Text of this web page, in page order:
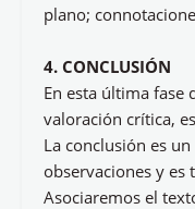
plano;
4. CONCLUSIÓN
En esta última fase
valoración crítica,
La conclusión es
observaciones y
Asociaremos el